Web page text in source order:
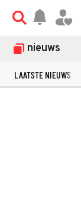
nieuws
LAATSTE NIEUWS